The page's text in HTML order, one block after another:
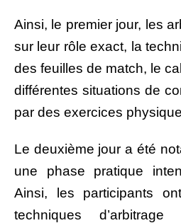
Ainsi, le premier jour, les
sur leur rôle exact, la
des feuilles de match, le
différentes situations de
par des exercices
Le deuxième jour a été
une phase pratique
Ainsi, les participants
techniques